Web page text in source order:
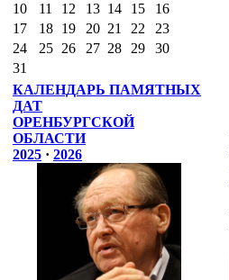
10
11 12 13 14 15
16
17
18 19 20 21 22
23
24
25 26 27 28 29
30
31
КАЛЕНДАРЬ ПАМЯТНЫХ
ДАТ
ОРЕНБУРГСКОЙ
ОБЛАСТИ
2025 · 2026